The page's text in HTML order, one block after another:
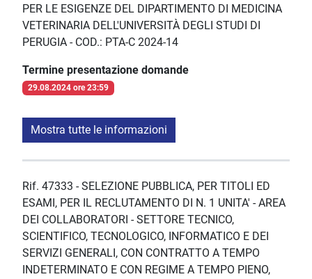
PER LE ESIGENZE DEL DIPARTIMENTO DI MEDICINA
VETERINARIA DELL'UNIVERSITÀ DEGLI STUDI DI
PERUGIA - COD.: PTA-C 2024-14
Termine presentazione domande
29.08.2024 ore 23:59
Mostra tutte le informazioni
Rif. 47333 - SELEZIONE PUBBLICA, PER TITOLI ED
ESAMI, PER IL RECLUTAMENTO DI N. 1 UNITA' - AREA
DEI COLLABORATORI - SETTORE TECNICO,
SCIENTIFICO, TECNOLOGICO, INFORMATICO E DEI
SERVIZI GENERALI, CON CONTRATTO A TEMPO
INDETERMINATO E CON REGIME A TEMPO PIENO,